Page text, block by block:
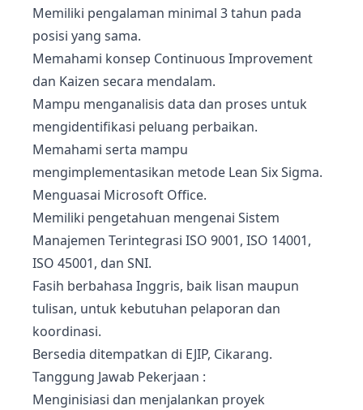
Memiliki pengalaman minimal 3 tahun pada
posisi yang sama.
Memahami konsep Continuous Improvement
dan Kaizen secara mendalam.
Mampu menganalisis data dan proses untuk
mengidentifikasi peluang perbaikan.
Memahami serta mampu
mengimplementasikan metode Lean Six Sigma.
Menguasai Microsoft Office.
Memiliki pengetahuan mengenai Sistem
Manajemen Terintegrasi ISO 9001, ISO 14001,
ISO 45001, dan SNI.
Fasih berbahasa Inggris, baik lisan maupun
tulisan, untuk kebutuhan pelaporan dan
koordinasi.
Bersedia ditempatkan di EJIP, Cikarang.
Tanggung Jawab Pekerjaan :
Menginisiasi dan menjalankan proyek